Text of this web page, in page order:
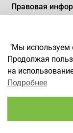
Правовая
*Любое
запрещено
"Мы используем
Продолжая
на
Подробнее